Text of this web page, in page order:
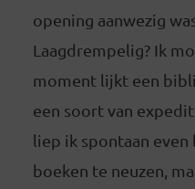
opening aanwezig
Laagdrempelig? Ik
moment lijkt een
een soort van
liep ik spontaan even
boeken te neuzen,